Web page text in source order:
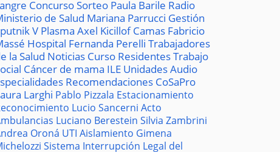
ConcursoSorteo Paula Barile Radio
de Salud Mariana Parrucci Gestión
V Plasma Axel KicillofCamas Fabricio
Hospital Fernanda Perelli Trabajadores
la Salud Noticias Curso ResidentesTrabajo
Cáncer de mama ILE UnidadesAudio
Recomendaciones CoSaPro
Larghi Pablo Pizzala Estacionamiento
Lucio Sancerni Acto
Luciano Berestein Silvia Zambrini
Oroná UTI Aislamiento Gimena
Sistema Interrupción Legal del